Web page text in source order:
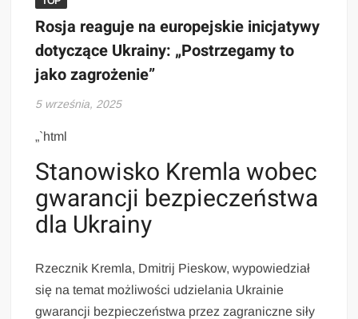
Rosja reaguje na europejskie inicjatywy
dotyczące Ukrainy: „Postrzegamy to
jako zagrożenie”
5 września, 2025
„`html
Stanowisko Kremla wobec
gwarancji bezpieczeństwa
dla Ukrainy
Rzecznik Kremla, Dmitrij Pieskow, wypowiedział
się na temat możliwości udzielania Ukrainie
gwarancji bezpieczeństwa przez zagraniczne siły